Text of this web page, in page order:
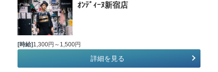
ｵﾝﾃﾞｨｰﾇ新宿店
[時給]1,300円～1,500円
詳細を見る